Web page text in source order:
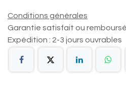
Conditions générales
Garantie satisfait ou
Expédition : 2-3 jours ouvrables